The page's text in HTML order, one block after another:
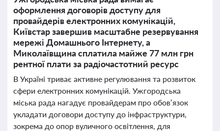
оформлення договорів доступу для
провайдерів електронних комунікацій,
Київстар завершив масштабне резервування
мережі Домашнього Інтернету, а
Миколаївщина сплатила майже 77 млн грн
рентної плати за радіочастотний ресурс
В Україні триває активне регулювання та розвиток
сфери електронних комунікацій. Ужгородська
міська рада нагадує провайдерам про обов’язок
укладати договори доступу до інфраструктури,
зокрема до опор вуличного освітлення, для